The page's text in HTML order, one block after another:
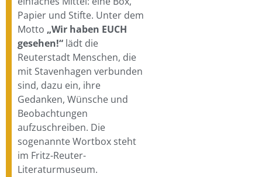
Papier und Stifte. Unter dem
Motto „Wir haben EUCH
gesehen!“ lädt die
Reuterstadt Menschen, die
mit Stavenhagen verbunden
sind, dazu ein, ihre
Gedanken, Wünsche und
Beobachtungen
aufzuschreiben. Die
sogenannte Wortbox steht
im Fritz-Reuter-
Literaturmuseum.